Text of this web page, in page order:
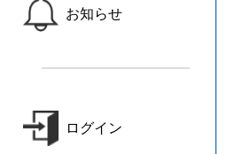
お知らせ
ログイン